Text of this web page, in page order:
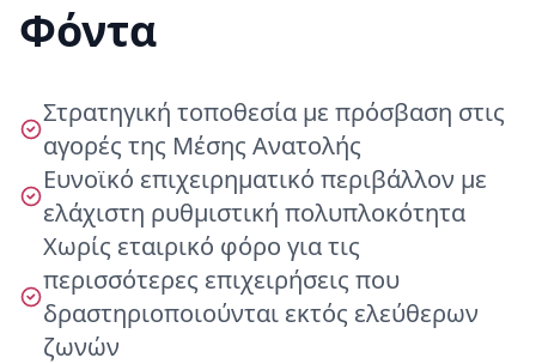
Φόντα
Στρατηγική τοποθεσία με πρόσβαση στις
αγορές της Μέσης Ανατολής
Ευνοϊκό επιχειρηματικό περιβάλλον με
ελάχιστη ρυθμιστική πολυπλοκότητα
Χωρίς εταιρικό φόρο για τις
περισσότερες επιχειρήσεις που
δραστηριοποιούνται εκτός ελεύθερων
ζωνών